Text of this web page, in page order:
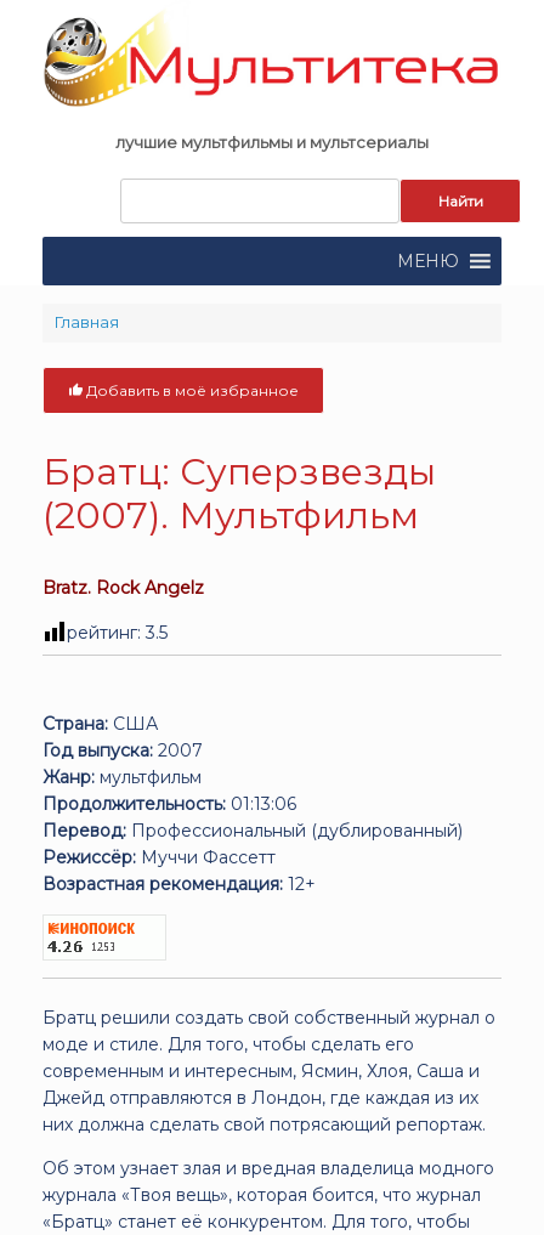
content
лучшие мультфильмы и мультсериалы
поиска:
МЕНЮ
Главная
Добавить в моё избранное
Братц: Суперзвезды
(2007). Мультфильм
Bratz. Rock Angelz
рейтинг:3.5
Страна: США
Год выпуска: 2007
Жанр: мультфильм
Продолжительность: 01:13:06
Перевод: Профессиональный (дублированный)
Режиссёр: Муччи Фассетт
Возрастная рекомендация: 12+
Братц решили создать свой собственный журнал о
моде и стиле. Для того, чтобы сделать его
современным и интересным, Ясмин, Хлоя, Саша и
Джейд отправляются в Лондон, где каждая из их
них должна сделать свой потрясающий репортаж.
Об этом узнает злая и вредная владелица модного
журнала «Твоя вещь», которая боится, что журнал
«Братц» станет её конкурентом. Для того, чтобы